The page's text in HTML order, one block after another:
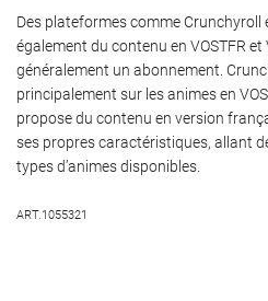
Des plateformes comme
également du contenu en VOSTFR et
généralement un abonnement.
principalement sur les animes en
propose du contenu en version
ses propres caractéristiques, allant
types d’animes disponibles.
ART.1055321